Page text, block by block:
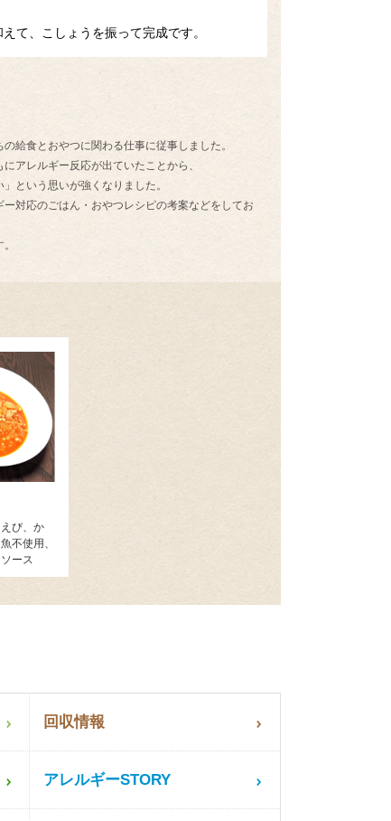
て、こしょうを振って完成です。
給食とおやつに関わる仕事に従事しました。
アレルギー反応が出ていたことから、
という思いが強くなりました。
対応のごはん・おやつレシピの考案などをしてお
び、か
不使用、
ース
回収情報
アレルギーSTORY